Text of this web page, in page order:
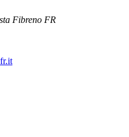
Fibreno FR